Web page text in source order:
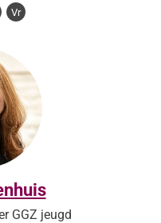
Vr
GGZ jeugd